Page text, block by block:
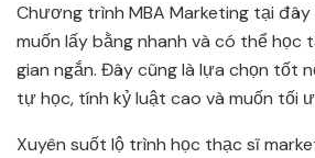
Chương trình MBA Marketing tại
muốn lấy bằng nhanh và có thể
gian ngắn. Đây cũng là lựa chọn tốt
tự học, tính kỷ luật cao và muốn tối
Xuyên suốt lộ trình học thạc sĩ